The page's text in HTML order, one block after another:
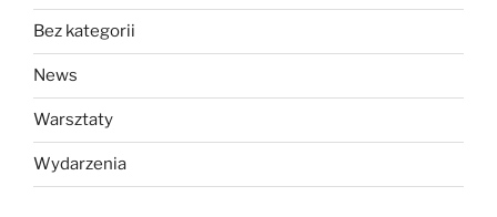
Bez kategorii
News
Warsztaty
Wydarzenia